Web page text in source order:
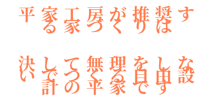
平家工房が推奨す
る家づくりは
決して無理をしな
いでつくる自由設
計の平家です